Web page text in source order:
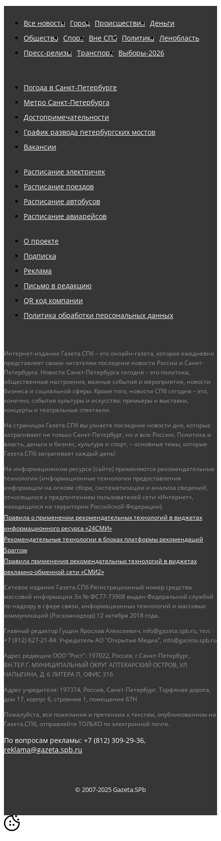
Все новости Город Происшествия Деньги
Общество Спорт Вне СПб Политика Ленобласть
Пресс-релизы Транспорт Выборы-2026
Погода в Санкт-Петербурге
Метро Санкт-Петербурга
Достопримечательности
График развода петербургских мостов
Вакансии
Расписание электричек
Расписание поездов
Расписание автобусов
Расписание авиарейсов
О проекте
Подписка
Реклама
Письмо в редакцию
QR код компании
Политика обработки персональных данных
Интернет-издание Газета.СПб – это онлайн-газета, которая ежедневно
представляет своим читателям последние новости России и Санкт-
Петербурга. Новости Санкт-Петербурга сегодня – это политика,
общественные настроения, важные события и мероприятия, новости
бизнеса и социальной сферы. Кроме того, новости СПб сегодня – это,
конечно, события культуры и искусства: премьеры и выставки,
концерты и театральные спектакли.
На страницах Газета.СПб вы узнаете последние новости дня, которые
затрагивают не только Санкт-Петербург, но и всю Россию. Политика и
власть, деньги и бизнес, культура и спорт, – основные темы, которые
Газета.СПб затрагивает каждый день!
На информационном ресурсе (сайте) применяются рекомендательные
технологии (информационные технологии предоставления
информации на основе сбора, систематизации и анализа сведений,
относящихся к предпочтениям пользователей сети «Интернет»,
находящихся на территории Российской Федерации).
Правила о применении рекомендательных технологий в виджетах
информационного ресурса «24СМИ»
Рекомендательные технологии в блоках платформы рекомендаций
Sparrow
Правила применения рекомендательных технологий в виджетах
рекламно-обменной сети «СМИ2»
Сетевое издание Газета.СПб Регистрационный номер средства
массовой информации Эл № ФС77-73908 выдан Федеральной службой
по надзору в сфере связи, информационных технологий и массовых
коммуникаций (Роскомнадзор) 12 октября 2018 года.
Главный редактор Гущин Ярослав Алексеевич, info@gazeta.spb.ru, тел:
+7 (812) 627-21-84. Учредитель АО "Открытые Медиа", info@gazeta.spb.ru
Адрес редакции ООО "Рост": 197022, Россия, г.Санкт-Петербург,
ВН.ТЕР.Г. МУНИЦИПАЛЬНЫЙ ОКРУГ АПТЕКАРСКИЙ ОСТРОВ, УЛ
ЧАПЫГИНА, Д. 6 ЛИТЕРА П, ОФИС 316
Адрес учредителя: 197374, Россия, Санкт-Петербург, Торфяная дорога,
дом 17, корпус 6, строение 1, помещение 67Н
Пожалуйста, все пожелания и претензии к текстам, опубликованном на
Газета.СПб, отправляйте ТОЛЬКО по электронной почте.
По вопросам рекламы: +7 (812) 309-29-36,
reklama@gazeta.spb.ru
© 2007-2025 Gazeta.SPb